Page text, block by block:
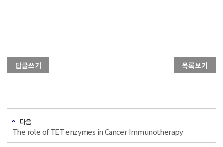
답글쓰기 목록보기
다음
The role of TET enzymes in Cancer Immunotherapy